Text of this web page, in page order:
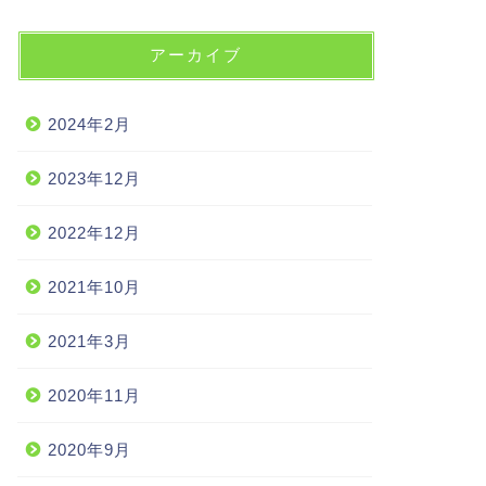
アーカイブ
2024年2月
2023年12月
2022年12月
2021年10月
2021年3月
2020年11月
2020年9月